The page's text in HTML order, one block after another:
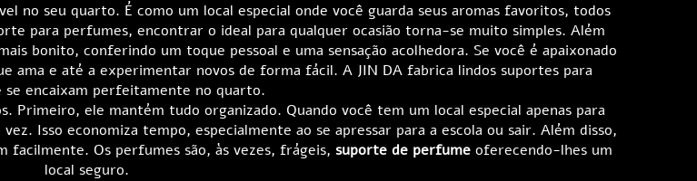
no seu quarto. É como um local especial onde você guarda seus aromas favoritos, todos
para perfumes, encontrar o ideal para qualquer ocasião torna-se muito simples. Além
bonito, conferindo um toque pessoal e uma sensação acolhedora. Se você é apaixonado
e até a experimentar novos de forma fácil. A JIN DA fabrica lindos suportes para
se encaixam perfeitamente no quarto.
ele mantém tudo organizado. Quando você tem um local especial apenas para
Isso economiza tempo, especialmente ao se apressar para a escola ou sair. Além disso,
facilmente. Os perfumes são, às vezes, frágeis, suporte de perfume oferecendo-lhes um
local seguro.